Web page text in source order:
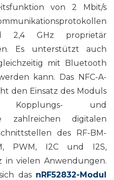
von 2 Mbit/s
2,4 GHz proprietär
Es unterstützt auch
mit Bluetooth
kann. Das NFC-A-
den Einsatz des Moduls
Kopplungs- und
zahlreichen digitalen
des RF-BM-
PWM, I2C und I2S,
in vielen Anwendungen.
das nRF52832-Modul